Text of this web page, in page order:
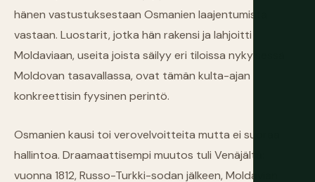
hänen vastustuksestaan Osmanien laajentumista
vastaan. Luostarit, jotka hän rakensi ja lahjoitti
Moldaviaan, useita joista säilyy eri tiloissa nykyisessä
Moldovan tasavallassa, ovat tämän kulta-ajan
konkreettisin fyysinen perintö.
Osmanien kausi toi verovelvoitteita mutta ei suoraa
hallintoa. Draamaattisempi muutos tuli Venäjältä:
vuonna 1812, Russo-Turkki-sodan jälkeen, Moldavian